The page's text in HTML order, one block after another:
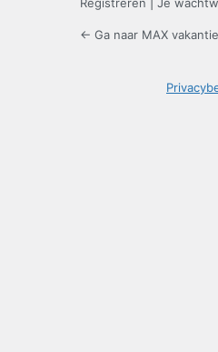
Registreren Je
← Ga naar MAX